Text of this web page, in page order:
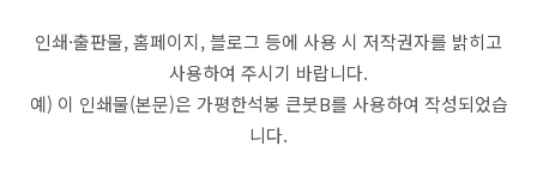
인쇄·출판물,홈페이지,블로그 등에 사용 시 저작권자를 밝히고
사용하여 주시기 바랍니다.
예) 이 인쇄물(본문)은 가평한석봉 큰붓B를 사용하여 작성되었습
니다.